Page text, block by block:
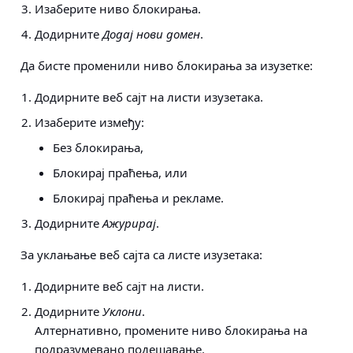
Изаберите ниво блокирања.
ДодирнитеДодај нови домен.
Да бисте променили ниво блокирања за изузетке:
Додирните веб сајт на листи изузетака.
Изаберите између:
Без блокирања,
Блокирај праћења, или
Блокирај праћења и рекламе.
ДодирнитеАжурирај.
За уклањање веб сајта са листе изузетака:
Додирните веб сајт на листи.
Додирните Уклони.
Алтернативно, промените ниво блокирања на
подразумевано подешавање.